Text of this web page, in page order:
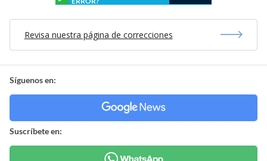
Revisa nuestra página de correcciones
Síguenos en:
Suscríbete en: